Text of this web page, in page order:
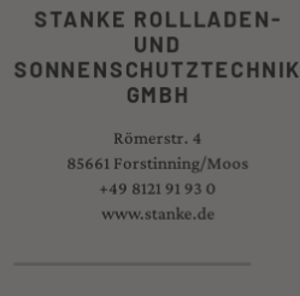
STANKE ROLLLADEN-
UND
SONNENSCHUTZTECHNIK
GMBH
Römerstr. 4
85661 Forstinning/Moos
+49 8121 91 93 0
www.stanke.de